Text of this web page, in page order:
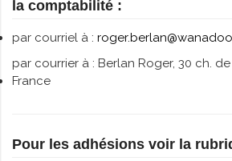
la comptabilité :
par courriel à :
par courrier à : Berlan Roger, 30 ch. de
France
Pour les adhésions voir la